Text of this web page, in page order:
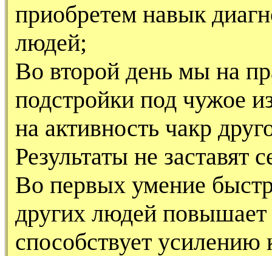
приобретем навык
людей;
Во второй день мы на
подстройки под чужое
на активность чакр
Результаты не заставят
Во первых умение
других людей
способствует